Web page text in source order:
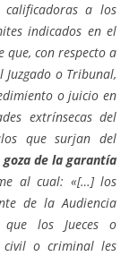
calificadoras a los
indicados en el
que, con respecto a
o Tribunal,
o juicio en
extrínsecas del
que surjan del
de la garantía
al cual: «[…] los
de la Audiencia
los Jueces o
civil o criminal les